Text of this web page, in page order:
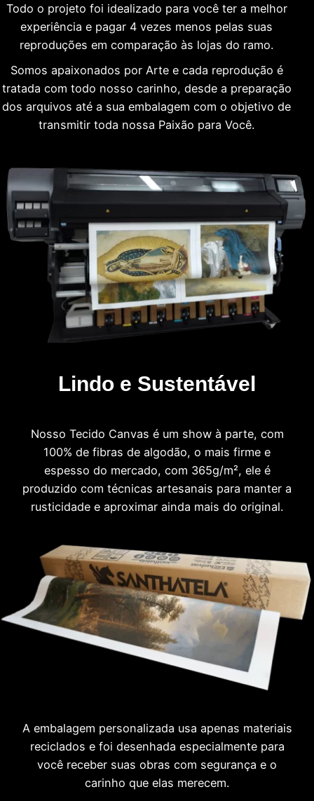
Todo o projeto foi idealizado para você ter a melhor
experiência e pagar 4 vezes menos pelas suas
reproduções em comparação às lojas do ramo.
Somos apaixonados por Arte e cada reprodução é
tratada com todo nosso carinho, desde a preparação
dos arquivos até a sua embalagem com o objetivo de
transmitir toda nossa Paixão para Você.
Lindo e Sustentável
Nosso Tecido Canvas é um show à parte, com
100% de fibras de algodão, o mais firme e
espesso do mercado, com 365g/m², ele é
produzido com técnicas artesanais para manter a
rusticidade e aproximar ainda mais do original.
A embalagem personalizada usa apenas materiais
reciclados e foi desenhada especialmente para
você receber suas obras com segurança e o
carinho que elas merecem.